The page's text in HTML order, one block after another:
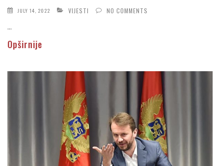
JULY 14, 2022 VIJESTI NO COMMENTS
...
Opširnije